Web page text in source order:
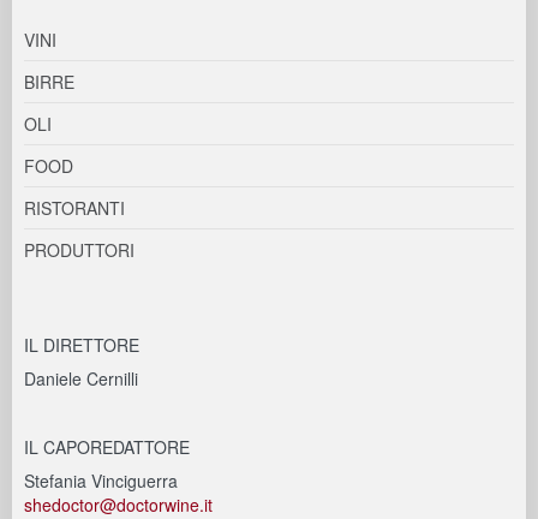
VINI
BIRRE
OLI
FOOD
RISTORANTI
PRODUTTORI
IL DIRETTORE
Daniele Cernilli
IL CAPOREDATTORE
Stefania Vinciguerra
shedoctor@doctorwine.it